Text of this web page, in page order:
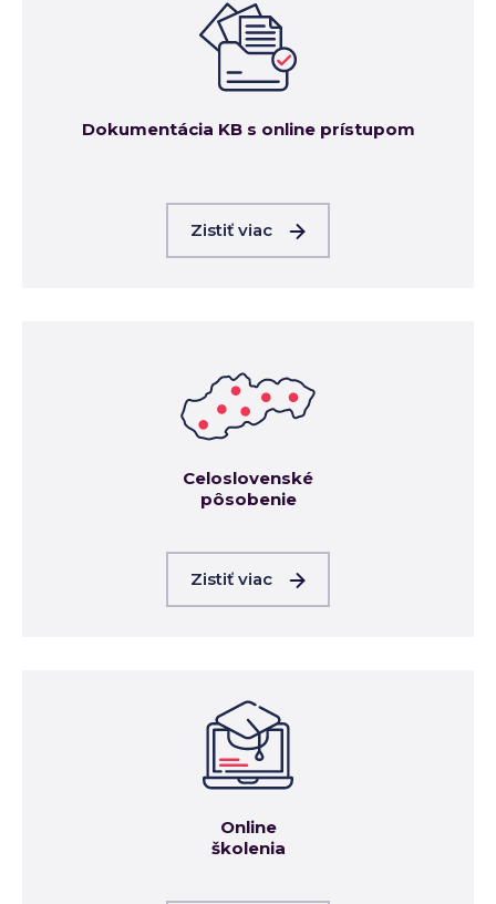
Dokumentácia KB s online prístupom
Zistiť viac
Celoslovenské
pôsobenie
Zistiť viac
Online
školenia